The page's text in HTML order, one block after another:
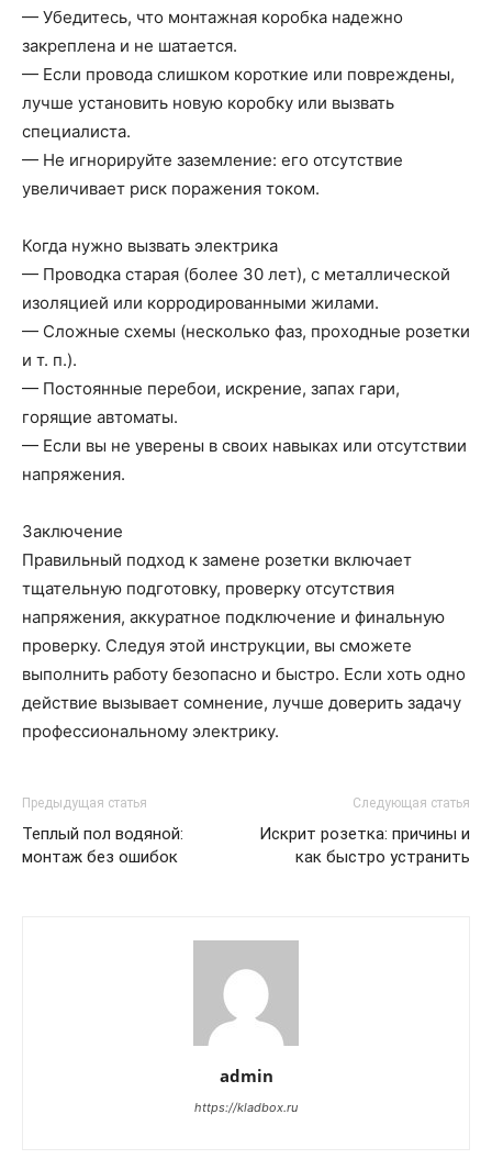
— Убедитесь, что монтажная коробка надежно
закреплена и не шатается.
— Если провода слишком короткие или повреждены,
лучше установить новую коробку или вызвать
специалиста.
— Не игнорируйте заземление: его отсутствие
увеличивает риск поражения током.
Когда нужно вызвать электрика
— Проводка старая (более 30 лет), с металлической
изоляцией или корродированными жилами.
— Сложные схемы (несколько фаз, проходные розетки
и т. п.).
— Постоянные перебои, искрение, запах гари,
горящие автоматы.
— Если вы не уверены в своих навыках или отсутствии
напряжения.
Заключение
Правильный подход к замене розетки включает
тщательную подготовку, проверку отсутствия
напряжения, аккуратное подключение и финальную
проверку. Следуя этой инструкции, вы сможете
выполнить работу безопасно и быстро. Если хоть одно
действие вызывает сомнение, лучше доверить задачу
профессиональному электрику.
Предыдущая статья
Теплый пол водяной:
монтаж без ошибок
Следующая статья
Искрит розетка: причины и
как быстро устранить
admin
https://kladbox.ru